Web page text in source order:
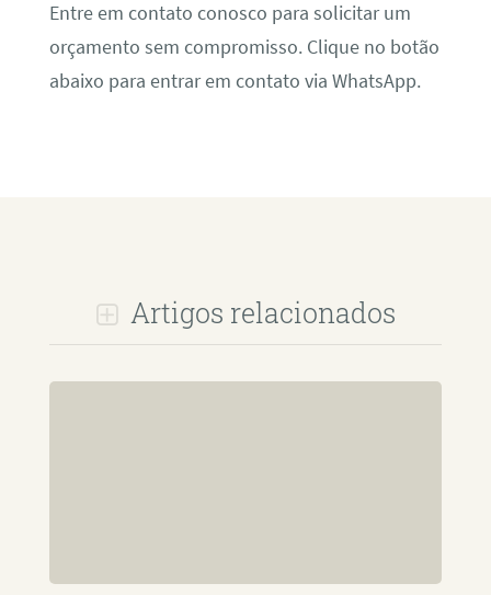
Entre em contato conosco para solicitar um
orçamento sem compromisso. Clique no botão
abaixo para entrar em contato via WhatsApp.
Artigos relacionados